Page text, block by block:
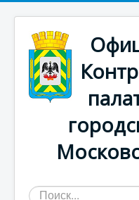
Искать...